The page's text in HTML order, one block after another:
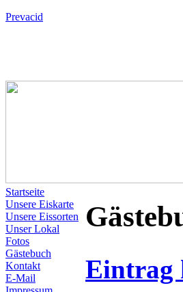
Prevacid
Startseite
Unsere Eiskarte
Unsere Eissorten
Unser Lokal
Fotos
Gästebuch
Kontakt
E-Mail
Eintrag